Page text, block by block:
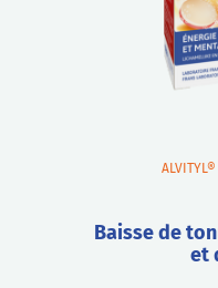
ALVITYL®
Baisse de
et